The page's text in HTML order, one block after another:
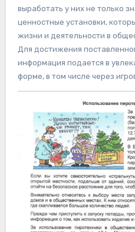
выработать у них не только
ценностные установки,
жизни и деятельности в
Для достижения
информация подается в
форме, в том числе через